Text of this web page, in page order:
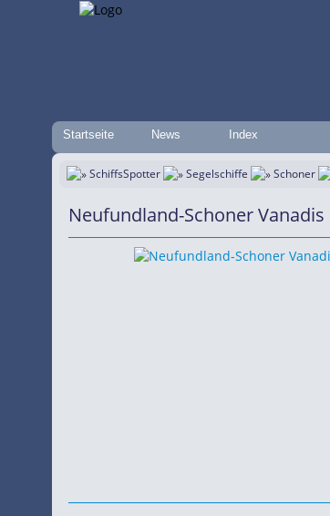
Startseite News Index
SchiffsSpotter Segelschiffe Schoner
Neufundland-Schoner Vanadis